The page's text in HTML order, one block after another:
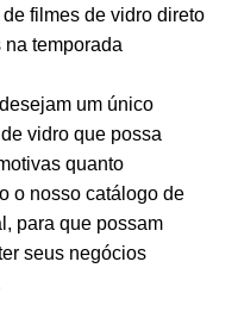
filmes de vidro direto
temporada
um único
vidro que possa
quanto
o nosso catálogo de
, para que possam
seus negócios